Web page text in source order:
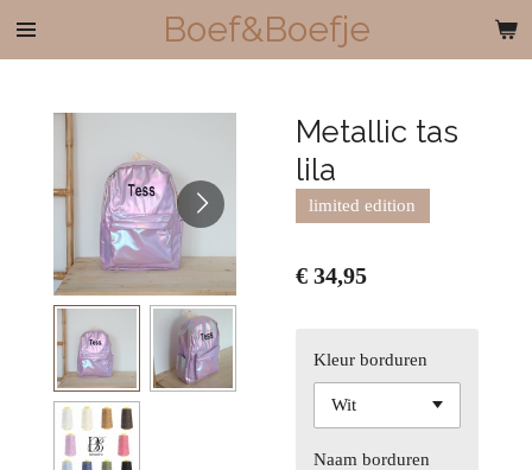
Ga
hoofdinhoud
Boef&Boefje
Metallic tas
lila
limited edition
€ 34,95
Kleur borduren
Naam borduren